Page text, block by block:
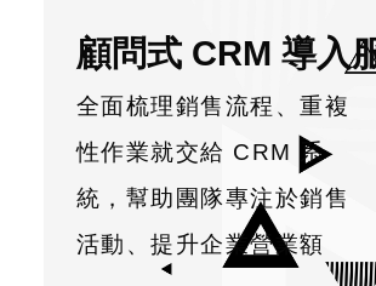
顧問式 CRM 導入
全面梳理銷售流程、重複
性作業就交給 CRM 系
統，幫助團隊專注於銷售
活動、提升企業營業額